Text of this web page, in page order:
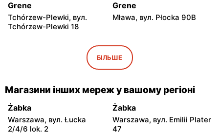
Grene
Tchórzew-Plewki, вул.
Tchórzew-Plewki 18
Grene
Mława, вул. Płocka 90B
Gostynin, вул. Kowalska 7
Grene
Śniadowo, вул. Kościelna
10
Grene
Ciechanowiec, вул. Wojska
Polskiego 21
Grene
Sierpc, вул. Piastowska 71b
Grene Grene
БІЛЬШЕ
Магазини інших мереж у вашому регіоні
Żabka
Warszawa, вул. Łucka
2/4/6 lok. 2
Żabka
Warszawa, вул. Emilii Plater
47